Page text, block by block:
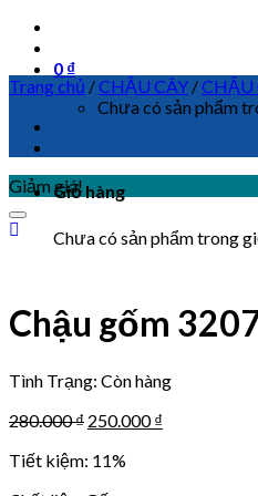
0 ₫
Chưa có sản phẩm
Giỏ hàng
Chưa có sản phẩm trong
Trang chủ /CHẬU CÂY /CHẬU
Giảm giá!
Chậu gốm
Tình Trạng: Còn hàng
280.000₫ 250.000₫
Tiết kiệm: 11%